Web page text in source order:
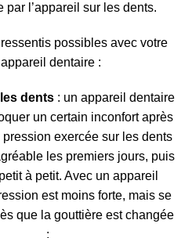
par l’appareil sur les dents.
possibles avec votre
dentaire :
dents : un appareil dentaire
un certain inconfort après
pression exercée sur les dents
les premiers jours, puis
à petit. Avec un appareil
est moins forte, mais se
que la gouttière est changée
;